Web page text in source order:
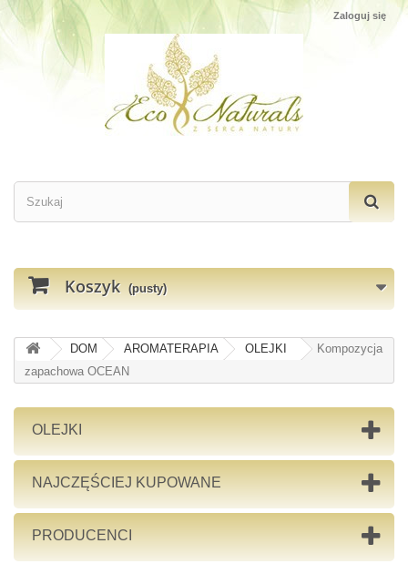
Zaloguj się
Koszyk (pusty)
DOM AROMATERAPIA OLEJKI
Kompozycja
zapachowa OCEAN
OLEJKI
NAJCZĘŚCIEJ KUPOWANE
PRODUCENCI